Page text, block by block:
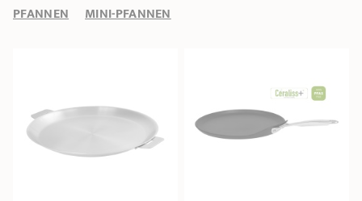
PRODUKTBERATER
REZEPTE UND TIPPS
Ofenform - Bräter Wasserbadeinsätze Marmelade
ZUBEHÖR, PFLEGE
Deckel Seitengriffe Praktische Küche
Unsere Auswahl
PFANNEN MINI-PFANNEN